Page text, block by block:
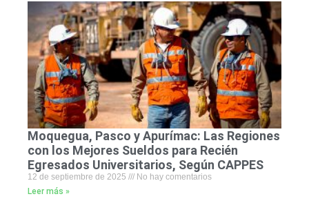
Moquegua, Pasco y Apurímac: Las Regiones
con los Mejores Sueldos para Recién
Egresados Universitarios, Según CAPPES
12 de septiembre de 2025
No hay comentarios
Leer más »